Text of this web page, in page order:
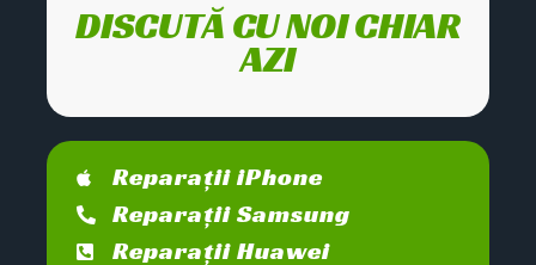
DISCUTĂ CU NOI CHIAR
AZI
Reparații iPhone
Reparații Samsung
Reparații Huawei